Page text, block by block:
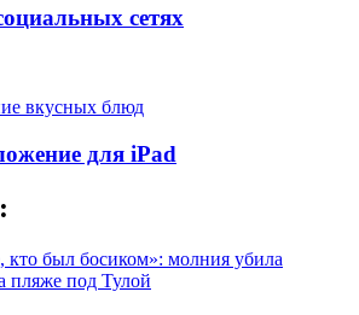
сетях
для iPad